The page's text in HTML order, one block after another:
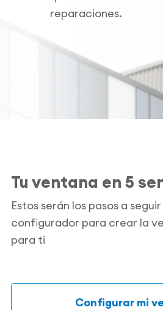
reparaciones.
Tu ventana en 5
Estos serán los pasos a
configurador para crear la
para ti
Configurar mi